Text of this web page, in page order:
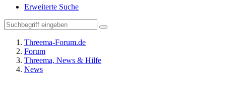
Erweiterte Suche
Threema-Forum.de
Forum
Threema, News & Hilfe
News